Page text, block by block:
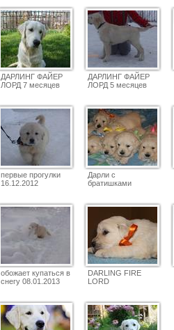
ДАРЛИНГ ФАЙЕР
ЛОРД 7 месяцев
ДАРЛИНГ ФАЙЕР
ЛОРД 5 месяцев
первые прогулки
16.12.2012
Дарли с
братишками
обожает купаться в
снегу 08.01.2013
DARLING FIRE
LORD